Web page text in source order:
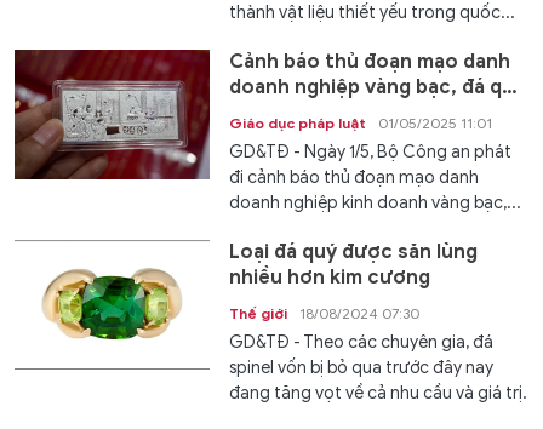
thành vật liệu thiết yếu trong quốc...
Cảnh báo thủ đoạn mạo danh
doanh nghiệp vàng bạc, đá quý
để lừa đảo
Giáo dục pháp luật 01/05/2025 11:01
GD&TĐ - Ngày 1/5, Bộ Công an phát
đi cảnh báo thủ đoạn mạo danh
doanh nghiệp kinh doanh vàng bạc,...
Loại đá quý được săn lùng
nhiều hơn kim cương
Thế giới 18/08/2024 07:30
GD&TĐ - Theo các chuyên gia, đá
spinel vốn bị bỏ qua trước đây nay
đang tăng vọt về cả nhu cầu và giá trị.